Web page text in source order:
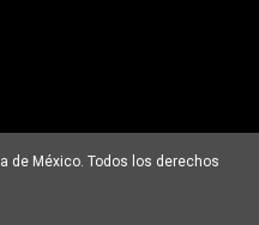
de México. Todos los derechos